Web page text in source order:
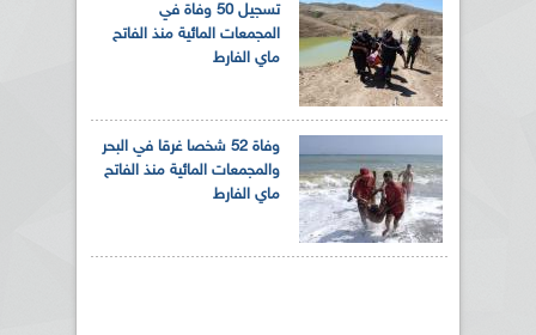
تسجيل 50 وفاة في
المجمعات المائية منذ الفاتح
ماي الفارط
وفاة 52 شخصا غرقا في البحر
والمجمعات المائية منذ الفاتح
ماي الفارط